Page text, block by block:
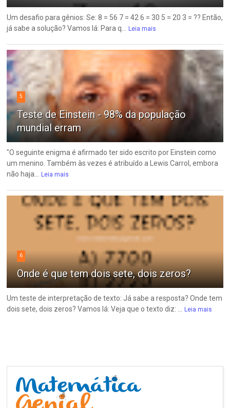
Um desafio para gênios: Se: 8 = 56 7 = 42 6 = 30 5 = 20 3 = ?? Então,
já sabe a solução? Vamos lá: Para q... Leia mais
5
Teste de Einstein - 98% da população
mundial erram
"O seguinte enigma é afirmado ter sido escrito por Einstein como
um menino. Também às vezes é atribuído a Lewis Carrol, embora
não haja... Leia mais
6
Onde é que tem dois sete, dois zeros?
Um teste de interpretação de texto: Já sabe a resposta? Onde tem
dois sete, dois zeros? Vamos lá: Veja que o texto diz: ... Leia mais